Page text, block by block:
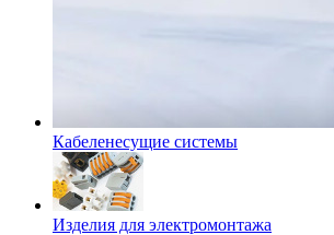
Кабеленесущие системы
Изделия для электромонтажа